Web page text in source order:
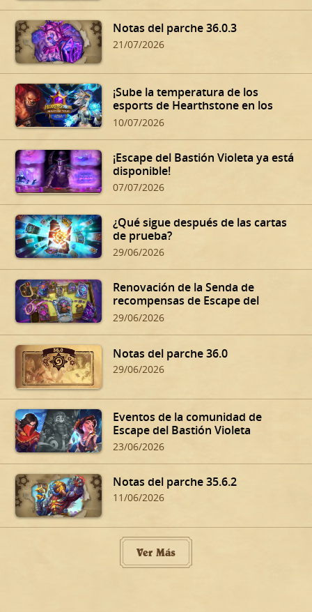
Notas del parche 36.0.3
21/07/2026
¡Sube la temperatura de los
esports de Hearthstone en los
Summer Playoffs!
10/07/2026
¡Escape del Bastión Violeta ya está
disponible!
07/07/2026
¿Qué sigue después de las cartas
de prueba?
29/06/2026
Renovación de la Senda de
recompensas de Escape del
Bastión Violeta
29/06/2026
Notas del parche 36.0
29/06/2026
Eventos de la comunidad de
Escape del Bastión Violeta
23/06/2026
Notas del parche 35.6.2
11/06/2026
Ver Más